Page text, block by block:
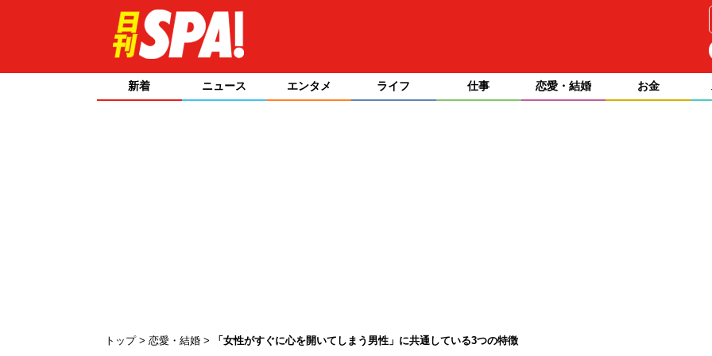
新着 ニュース エンタメ ライフ 仕事 恋愛・結婚 お金
トップ 恋愛・結婚 「女性がすぐに心を開いてしまう男性」に共通している3つの特徴